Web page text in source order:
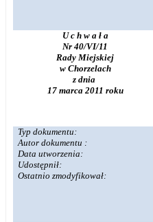
U c h w a ł a
Nr 40/VI/11
Rady Miejskiej
w Chorzelach
z dnia
17 marca 2011 roku
Typ dokumentu:
Autor dokumentu :
Data utworzenia:
Udostępnił:
Ostatnio zmodyfikował: